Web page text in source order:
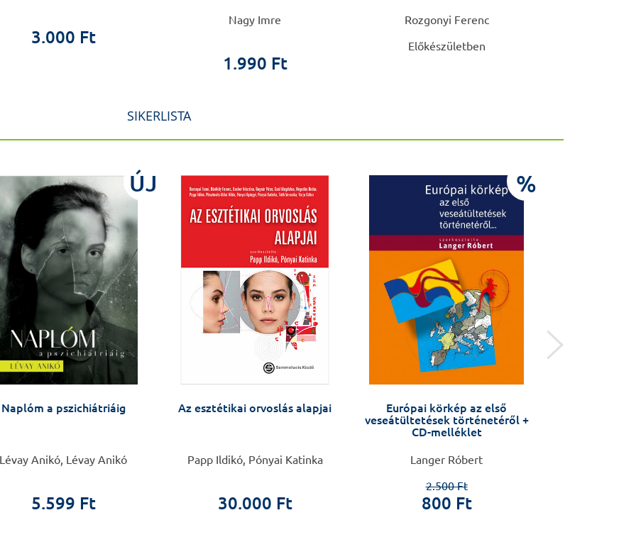
3.000 Ft
Nagy Imre
1.990 Ft
Rozgonyi Ferenc
Előkészületben
SIKERLISTA
ÚJ
Naplóm a pszichiátriáig
Lévay Anikó, Lévay Anikó
5.599 Ft
Az esztétikai orvoslás alapjai
Papp Ildikó, Pónyai Katinka
30.000 Ft
%
Európai körkép az első
veseátültetések történetéről +
CD-melléklet
Langer Róbert
2.500 Ft
800 Ft